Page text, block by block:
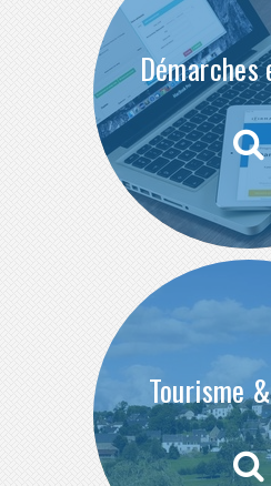
Tourisme